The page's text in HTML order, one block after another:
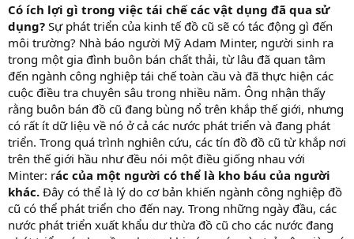
Có ích lợi gì trong việc tái chế các vật dụng đã qua sử
dụng? Sự phát triển của kinh tế đồ cũ sẽ có tác động gì đến
môi trường? Nhà báo người Mỹ Adam Minter, người sinh ra
trong một gia đình buôn bán chất thải, từ lâu đã quan tâm
đến ngành công nghiệp tái chế toàn cầu và đã thực hiện các
cuộc điều tra chuyên sâu trong nhiều năm. Ông nhận thấy
rằng buôn bán đồ cũ đang bùng nổ trên khắp thế giới, nhưng
có rất ít dữ liệu về nó ở cả các nước phát triển và đang phát
triển. Trong quá trình nghiên cứu, các tín đồ đồ cũ từ khắp nơi
trên thế giới hầu như đều nói một điều giống nhau với
Minter: rác của một người có thể là kho báu của người
khác. Đây có thể là lý do cơ bản khiến ngành công nghiệp đồ
cũ có thể phát triển cho đến nay. Trong những ngày đầu, các
nước phát triển xuất khẩu dư thừa đồ cũ cho các nước đang